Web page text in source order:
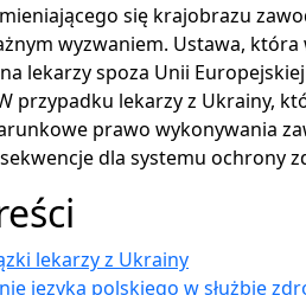
się krajobrazu
wyzwaniem. Ustawa, która
lekarzy spoza Unii
przypadku lekarzy z Ukrainy,
prawo wykonywania
dla systemu ochrony
lekarzy z Ukrainy
języka polskiego w służbie